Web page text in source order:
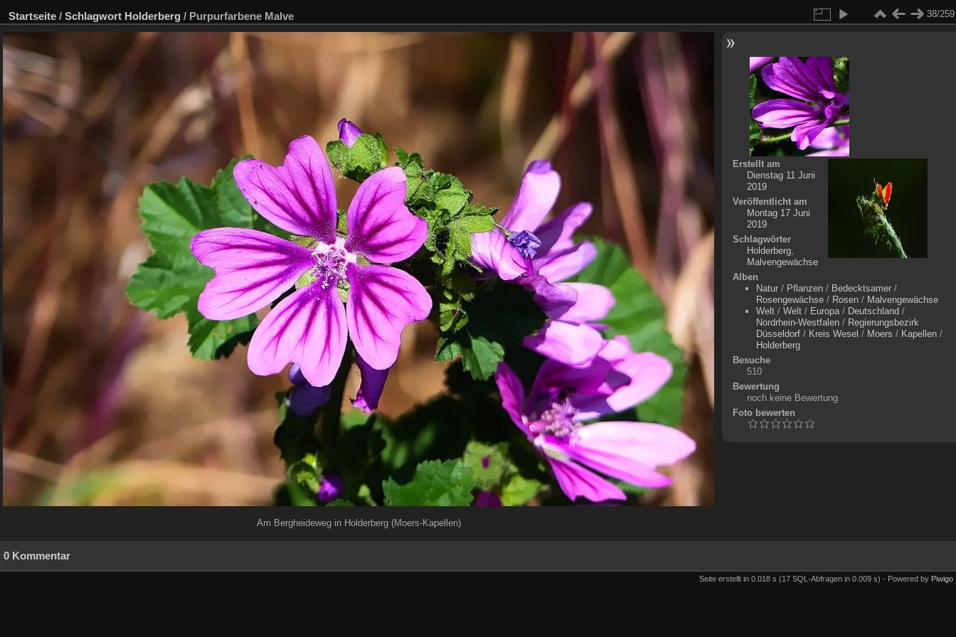
Startseite / Schlagwort Holderberg / Purpurfarbene Malve 38/259
Am Bergheideweg in Holderberg (Moers-Kapellen)
Erstellt am
Dienstag 11 Juni
2019
Veröffentlicht am
Montag 17 Juni
2019
Schlagwörter
Holderberg,
Malvengewächse
Alben
Natur/ Pflanzen/ Bedecktsamer/
Rosengewächse/ Rosen/ Malvengewächse
Welt/ Welt/ Europa/ Deutschland /
Nordrhein-Westfalen/ Regierungsbezirk
Düsseldorf/ Kreis Wesel / Moers / Kapellen/
Holderberg
Besuche
510
Bewertung
noch keine Bewertung
Foto bewerten
0 Kommentar
Seite erstellt in 0.018 s (17 SQL-Abfragen in 0.009 s) - Powered by Piwigo